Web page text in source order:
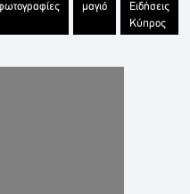
μαγιό
Ειδήσεις
Κύπρος